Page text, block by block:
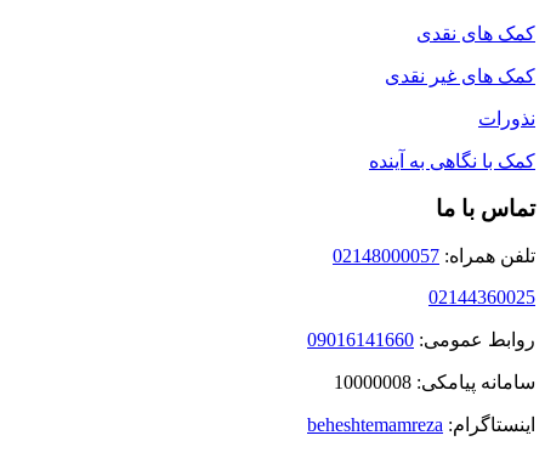
کمک های نقدی
کمک های غیر نقدی
نذورات
کمک با نگاهی به آینده
تماس با ما
تلفن همراه: 02148000057
02144360025
روابط عمومی: 09016141660
سامانه پیامکی: 10000008
اینستاگرام: beheshtemamreza